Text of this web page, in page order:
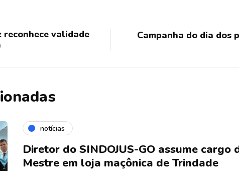
reconhece validade
Campanha do dia dos
notícias
Diretor do SINDOJUS-GO assume cargo
Mestre em loja maçônica de Trindade